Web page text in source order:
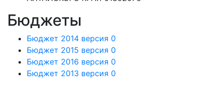
Бюджеты
Бюджет 2014 версия 0
Бюджет 2015 версия 0
Бюджет 2016 версия 0
Бюджет 2013 версия 0